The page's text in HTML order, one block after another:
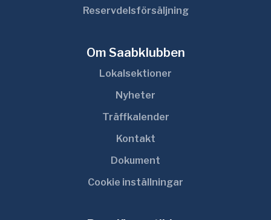
Reservdelsförsäljning
Om Saabklubben
Lokalsektioner
Nyheter
Träffkalender
Kontakt
Dokument
Cookie inställningar